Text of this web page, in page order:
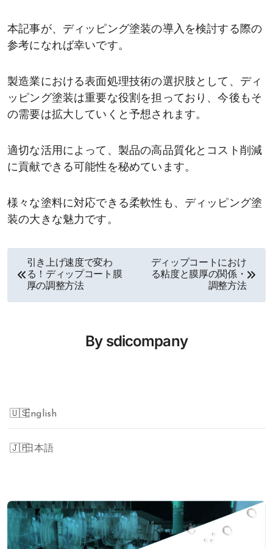
本記事が、ディッピング塗装の導入を検討する際の
参考になれば幸いです。
製造業における表面処理技術の選択肢として、ディ
ッピング塗装は重要な役割を担っており、今後もそ
の需要は拡大していくと予想されます。
適切な活用によって、製品の高品質化とコスト削減
に貢献できる可能性を秘めています。
様々な塗料に対応できる柔軟性も、ディッピング塗
装の大きな魅力です。
投
稿
ー
シ
ン
引き上げ速度で変わ
る！ディップコート膜
厚の調整方法
ディップコートにおけ
る粘度と膜厚の関係・
調整方法
By sdicompany
English
日本語